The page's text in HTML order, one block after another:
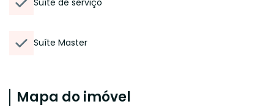
Suíte de serviço
Suíte Master
Mapa do imóvel